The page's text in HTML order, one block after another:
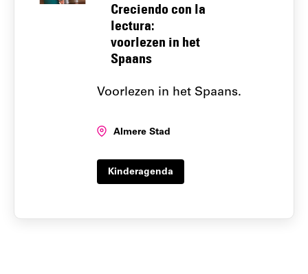
Creciendo con la
lectura:
voorlezen in het
Spaans
Voorlezen in het Spaans.
Locatie:
Almere Stad
Kinderagenda